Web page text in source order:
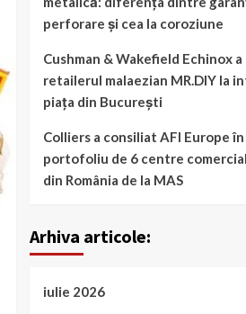
perforare și cea la coroziune
Cushman & Wakefield Echinox
retailerul malaezian MR.DIY la
piața din București
Colliers a consiliat AFI Europe
portofoliu de 6 centre
din România de la MAS
Arhiva articole:
iulie 2026